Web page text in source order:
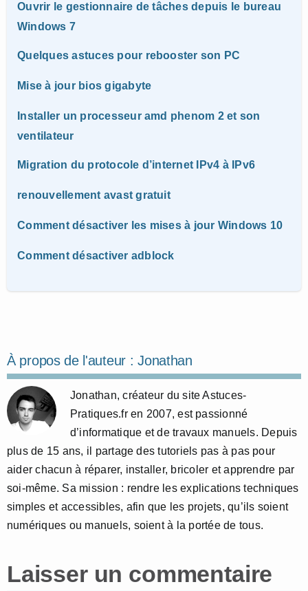
Ouvrir le gestionnaire de tâches depuis le bureau
Windows 7
Quelques astuces pour rebooster son PC
Mise à jour bios gigabyte
Installer un processeur amd phenom 2 et son
ventilateur
Migration du protocole d’internet IPv4 à IPv6
renouvellement avast gratuit
Comment désactiver les mises à jour Windows 10
Comment désactiver adblock
À propos de l'auteur :Jonathan
Jonathan, créateur du site Astuces-
Pratiques.fr en 2007, est passionné
d’informatique et de travaux manuels. Depuis
plus de 15 ans, il partage des tutoriels pas à pas pour
aider chacun à réparer, installer, bricoler et apprendre par
soi-même. Sa mission : rendre les explications techniques
simples et accessibles, afin que les projets, qu’ils soient
numériques ou manuels, soient à la portée de tous.
Laisser un commentaire